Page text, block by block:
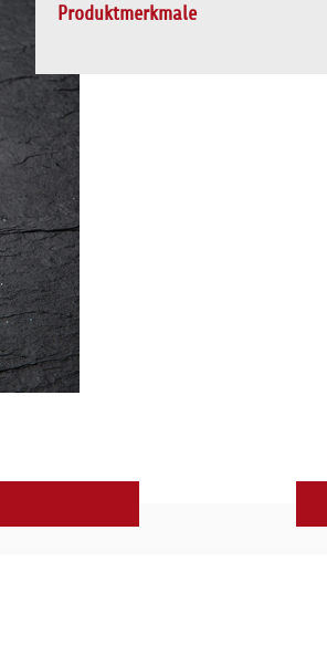
Produktmerkmale